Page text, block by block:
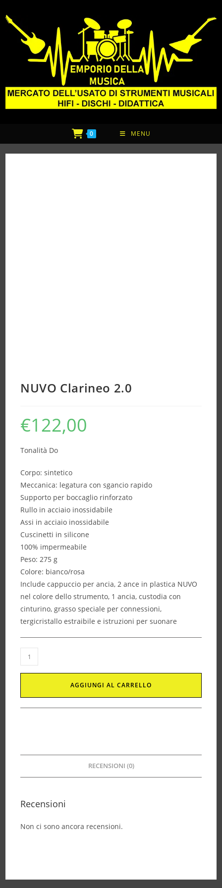
0 MENU
NUVO Clarineo 2.0
€122,00
Tonalità Do
Corpo: sintetico
Meccanica: legatura con sgancio rapido
Supporto per boccaglio rinforzato
Rullo in acciaio inossidabile
Assi in acciaio inossidabile
Cuscinetti in silicone
100% impermeabile
Peso: 275 g
Colore: bianco/rosa
Include cappuccio per ancia, 2 ance in plastica NUVO
nel colore dello strumento, 1 ancia, custodia con
cinturino, grasso speciale per connessioni,
tergicristallo estraibile e istruzioni per suonare
AGGIUNGI AL CARRELLO
RECENSIONI (0)
Recensioni
Non ci sono ancora recensioni.